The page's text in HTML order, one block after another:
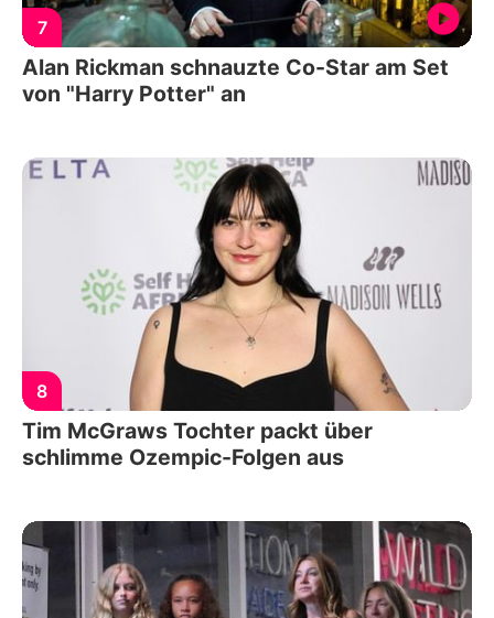
7
Alan Rickman schnauzte Co-Star am Set
von "Harry Potter" an
8
Tim McGraws Tochter packt über
schlimme Ozempic-Folgen aus